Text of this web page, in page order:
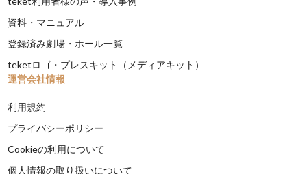
資料・マニュアル
登録済み劇場・ホール一覧
teketロゴ・プレスキット（メディアキット）
運営会社情報
利用規約
プライバシーポリシー
Cookieの利用について
個人情報の取り扱いについて